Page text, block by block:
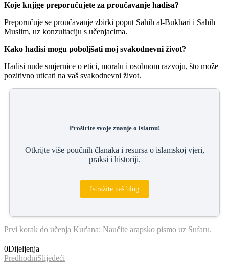
Koje knjige preporučujete za proučavanje hadisa?
Preporučuje se proučavanje zbirki poput Sahih al-Bukhari i Sahih
Muslim, uz konzultaciju s učenjacima.
Kako hadisi mogu poboljšati moj svakodnevni život?
Hadisi nude smjernice o etici, moralu i osobnom razvoju, što može
pozitivno uticati na vaš svakodnevni život.
Proširite svoje znanje o islamu!
Otkrijte više poučnih članaka i resursa o islamskoj vjeri,
praksi i historiji.
Istražite naš blog
Prvi korak do učenja Kur'ana: Naučite arapsko pismo uz Sufaru.
0Dijeljenja
PredhodniSlijedeći